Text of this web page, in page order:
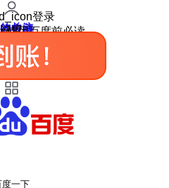
登录
关注
收藏
中心
反馈
设置
使用百度前必读
度一下